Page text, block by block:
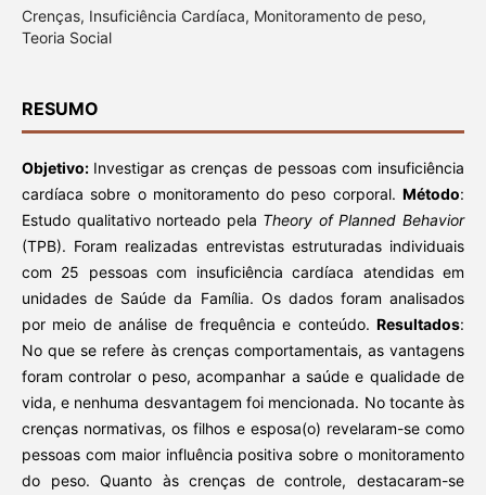
Crenças, Insuficiência Cardíaca, Monitoramento de peso,
Teoria Social
RESUMO
Objetivo: Investigar as crenças de pessoas com insuficiência
cardíaca sobre o monitoramento do peso corporal.Método:
Estudo qualitativo norteado pela Theory of Planned Behavior
(TPB). Foram realizadas entrevistas estruturadas individuais
com 25 pessoas com insuficiência cardíaca atendidas em
unidades de Saúde da Família. Os dados foram analisados
por meio de análise de frequência e conteúdo.Resultados:
No que se refere às crenças comportamentais, as vantagens
foram controlar o peso, acompanhar a saúde e qualidade de
vida, e nenhuma desvantagem foi mencionada. No tocante às
crenças normativas, os filhos e esposa(o) revelaram-se como
pessoas com maior influência positiva sobre o monitoramento
do peso. Quanto às crenças de controle, destacaram-se